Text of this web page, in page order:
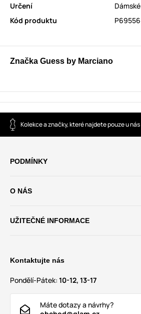
Určení
Dámské
Kód produktu
P69556
Značka Guess by Marciano
Kolekce a značky, které najdete pouze u nás
PODMÍNKY
O NÁS
UŽITEČNÉ INFORMACE
Kontaktujte nás
Pondělí-Pátek: 10-12, 13-17
Máte dotazy a návrhy?